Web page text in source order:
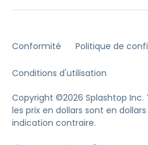
Conformité Politique de
Conditions d'utilisation
Copyright ©2026 Splashtop Inc.
les prix en dollars sont en
indication contraire.